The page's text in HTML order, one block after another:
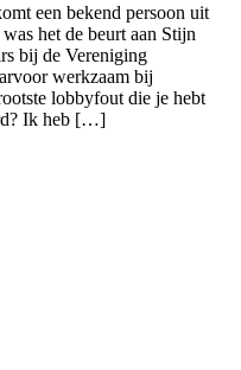
een bekend persoon uit
het de beurt aan Stijn
bij de Vereniging
werkzaam bij
lobbyfout die je hebt
Ik heb […]